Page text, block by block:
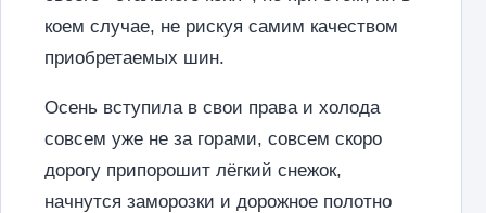
коем случае, не рискуя самим качеством
приобретаемых шин.
Осень вступила в свои права и холода
совсем уже не за горами, совсем скоро
дорогу припорошит лёгкий снежок,
начнутся заморозки и дорожное полотно